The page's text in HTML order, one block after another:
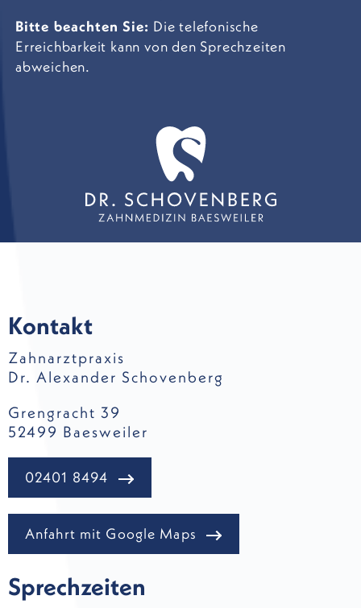
Bitte beachten Sie: Die telefonische
Erreichbarkeit kann von den Sprechzeiten
abweichen.
Kontakt
Zahnarztpraxis
Dr. Alexander Schovenberg
Grengracht 39
52499 Baesweiler
02401 8494
Anfahrt mit Google Maps
Sprechzeiten